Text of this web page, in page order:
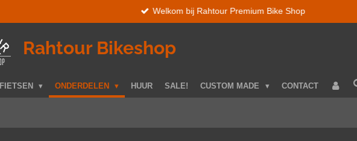
Welkom bij Rahtour Premium Bike Shop
­Rahtour Bikeshop
FIETSEN ONDERDELEN HUUR SALE! CUSTOM MADE CONTACT